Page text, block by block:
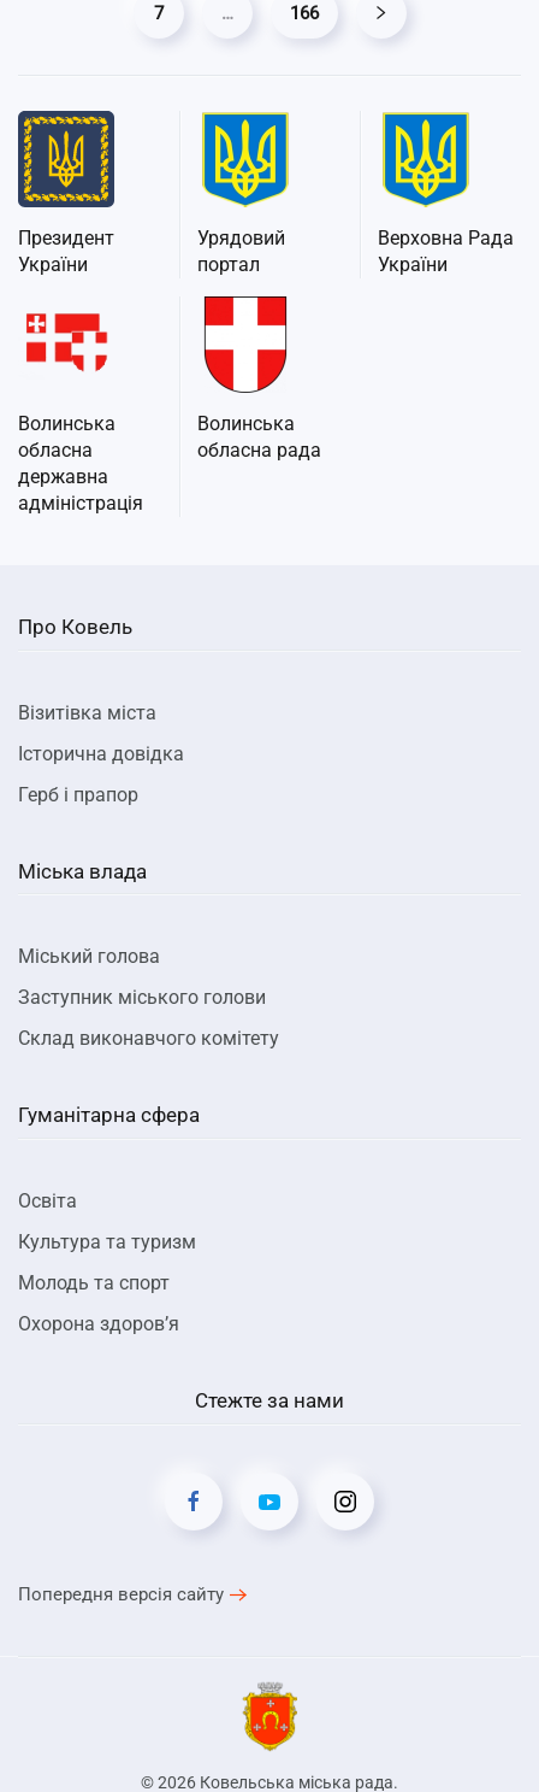
7 … 166
Президент
України
Урядовий
портал
Верховна Рада
України
Волинська
обласна
державна
адміністрація
Волинська
обласна рада
Про Ковель
Візитівка міста
Історична довідка
Герб і прапор
Міська влада
Міський голова
Заступник міського голови
Склад виконавчого комітету
Гуманітарна сфера
Освіта
Культура та туризм
Молодь та спорт
Охорона здоров’я
Стежте за нами
Попередня версія сайту
©2026 Ковельська міська рада.